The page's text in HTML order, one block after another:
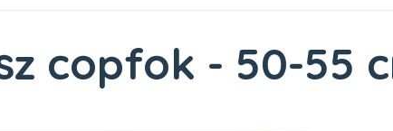
copfok - 50-55